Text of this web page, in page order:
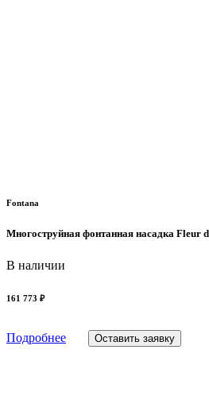
Fontana
Многоструйная фонтанная насадка Fleur
В наличии
161 773 ₽
Подробнее Оставить заявку